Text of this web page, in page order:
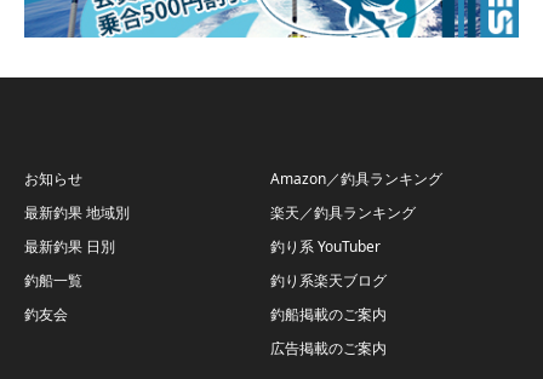
お知らせ
最新釣果 地域別
最新釣果 日別
釣船一覧
釣友会
Amazon／釣具ランキング
楽天／釣具ランキング
釣り系 YouTuber
釣り系楽天ブログ
釣船掲載のご案内
広告掲載のご案内